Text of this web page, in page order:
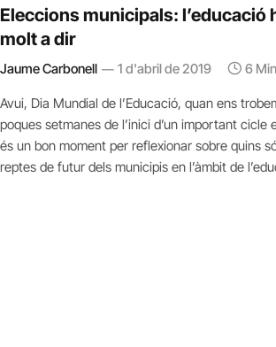
Eleccions municipals: l’educació
molt a dir
Jaume Carbonell 1 d'abril de 2019 6
Avui, Dia Mundial de l’Educació, quan ens
poques setmanes de l’inici d’un important cicle
és un bon moment per reflexionar sobre quins
reptes de futur dels municipis en l’àmbit de